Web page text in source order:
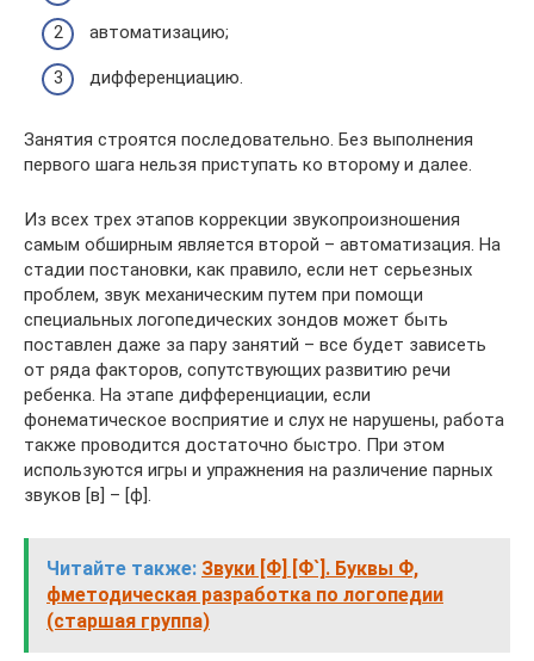
автоматизацию;
дифференциацию.
Занятия строятся последовательно. Без выполнения
первого шага нельзя приступать ко второму и далее.
Из всех трех этапов коррекции звукопроизношения
самым обширным является второй – автоматизация. На
стадии постановки, как правило, если нет серьезных
проблем, звук механическим путем при помощи
специальных логопедических зондов может быть
поставлен даже за пару занятий – все будет зависеть
от ряда факторов, сопутствующих развитию речи
ребенка. На этапе дифференциации, если
фонематическое восприятие и слух не нарушены, работа
также проводится достаточно быстро. При этом
используются игры и упражнения на различение парных
звуков [в] – [ф].
Читайте также: Звуки [Ф] [Ф`]. Буквы Ф,
фметодическая разработка по логопедии
(старшая группа)